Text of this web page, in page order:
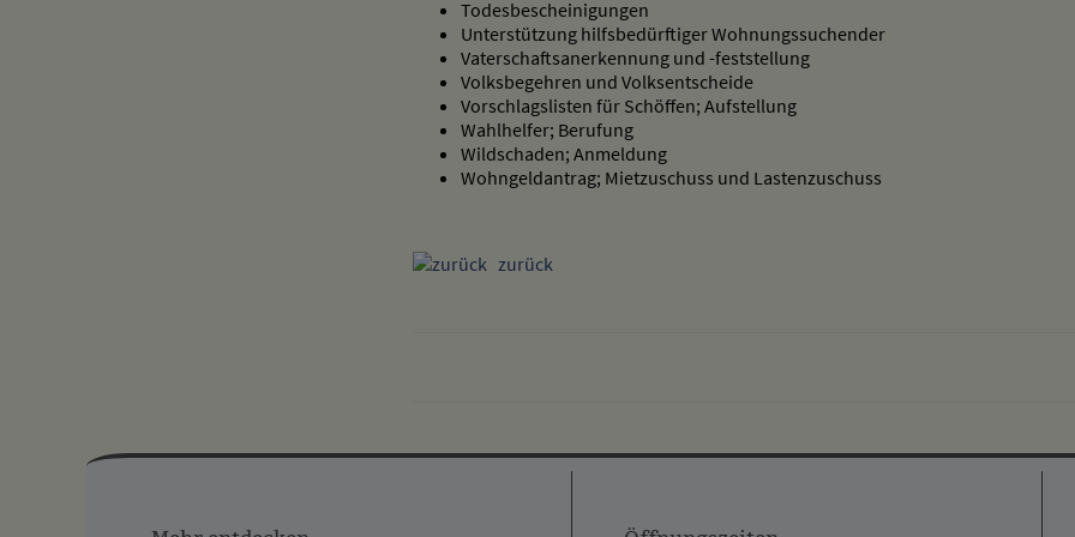
Todesbescheinigungen
Unterstützung hilfsbedürftiger Wohnungssuchender
Vaterschaftsanerkennung und -feststellung
Volksbegehren und Volksentscheide
Vorschlagslisten für Schöffen; Aufstellung
Wahlhelfer; Berufung
Wildschaden; Anmeldung
Wohngeldantrag; Mietzuschuss und Lastenzuschuss
zurück